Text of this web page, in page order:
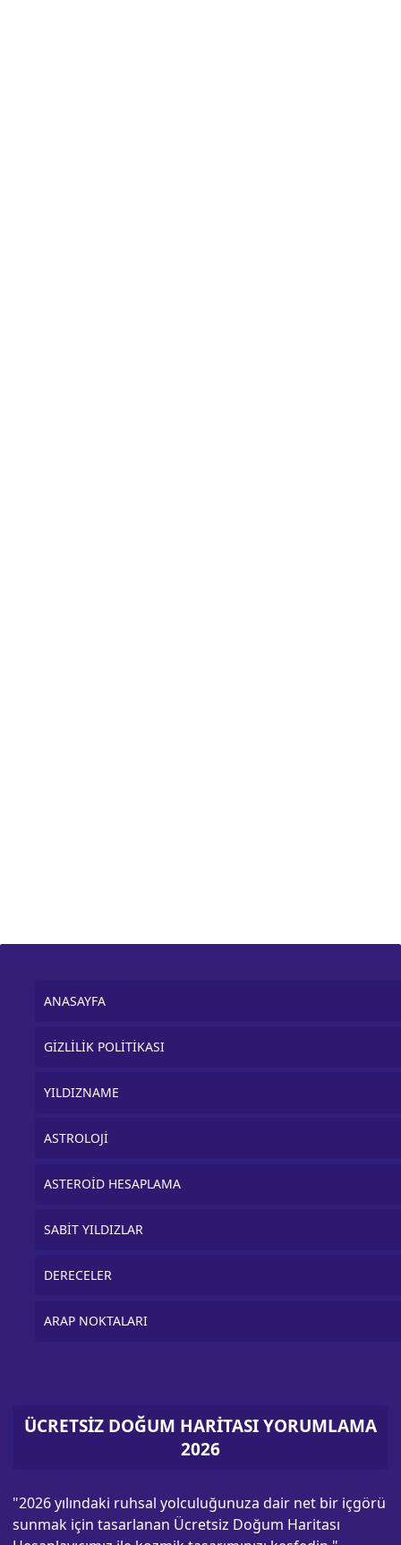
ANASAYFA
GİZLİLİK POLİTİKASI
YILDIZNAME
ASTROLOJİ
ASTEROİD HESAPLAMA
SABİT YILDIZLAR
DERECELER
ARAP NOKTALARI
ÜCRETSİZ DOĞUM HARİTASI YORUMLAMA
2026
"2026 yılındaki ruhsal yolculuğunuza dair net bir içgörü
sunmak için tasarlanan Ücretsiz Doğum Haritası